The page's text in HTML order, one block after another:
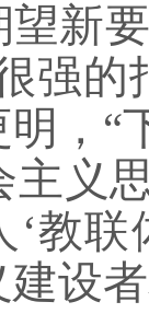
新
强
，“
主义
‘教
设